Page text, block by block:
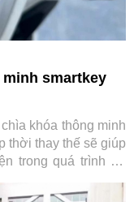
smartkey
khóa thông minh
thời thay thế sẽ giúp
trong quá trình sử